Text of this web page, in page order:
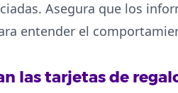
Asegura que los
entender el
las tarjetas de